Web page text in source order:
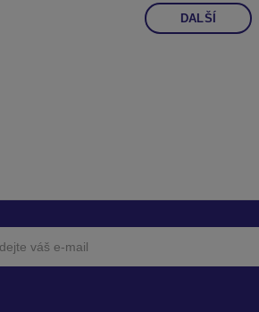
DALŠÍ